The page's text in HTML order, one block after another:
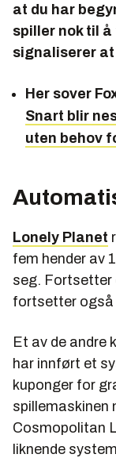
at du har
spiller nok til
signaliserer
Her sover
Snart blir
uten behov
Lonely Planet
fem hender av
seg. Fortsetter
fortsetter også
Et av de andre
har innført et
kuponger for
spillemaskinen
Cosmopolitan
liknende